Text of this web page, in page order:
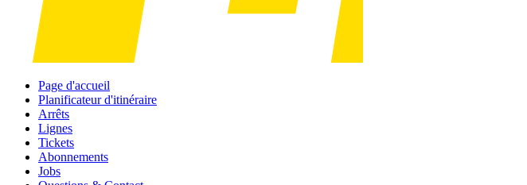
Page d'accueil
Planificateur d'itinéraire
Arrêts
Lignes
Tickets
Abonnements
Jobs